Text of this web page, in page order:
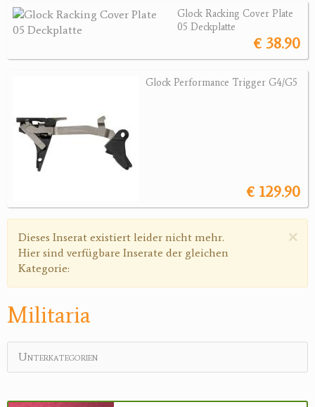
Pistolen
Revolver
Bogensport
Zubehör
Bücher, Videos
Antikes
Geschenke
Reviereinrichtungen
Glock Racking Cover Plate
05 Deckplatte
€ 38.90
Glock Performance Trigger G4/G5
€ 129.90
×
Warnmeldung
Dieses Inserat existiert leider nicht mehr.
Hier sind verfügbare Inserate der gleichen
Kategorie:
Militaria
Unterkategorien